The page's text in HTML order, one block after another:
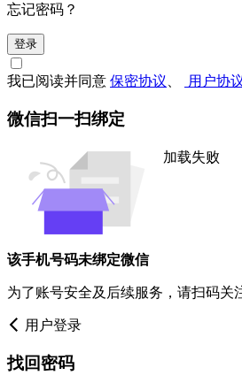
忘记密码？
登录
我已阅读并同意 保密协议 用户协
微信扫一扫绑定
加载失败
该手机号码未绑定微信
为了账号安全及后续服务，请扫码关
用户登录
找回密码